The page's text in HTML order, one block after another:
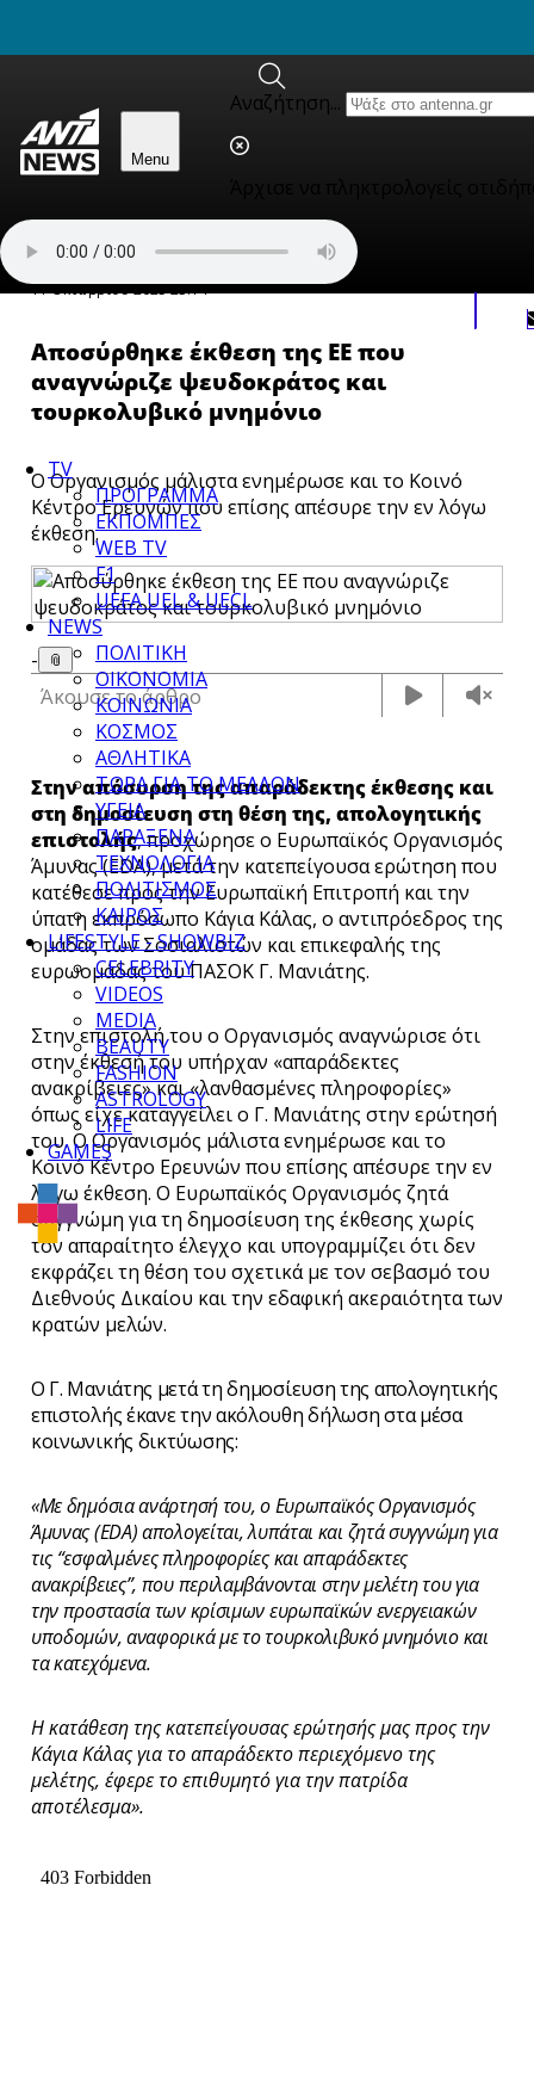
Skip to content
Menu
Αναζήτηση...
TV
ΠΡΟΓΡΑΜΜΑ
ΕΚΠΟΜΠΕΣ
WEB TV
F1
UEFA UEL & UECL
NEWS
ΠΟΛΙΤΙΚΗ
ΟΙΚΟΝΟΜΙΑ
ΚΟΙΝΩΝΙΑ
ΚΟΣΜΟΣ
ΑΘΛΗΤΙΚΑ
ΤΩΡΑ ΓΙΑ ΤΟ ΜΕΛΛΟΝ
ΥΓΕΙΑ
ΠΑΡΑΞΕΝΑ
ΤΕΧΝΟΛΟΓΙΑ
ΠΟΛΙΤΙΣΜΟΣ
ΚΑΙΡΟΣ
LIFESTYLE - SHOWBIZ
CELEBRITY
VIDEOS
MEDIA
BEAUTY
FASHION
ASTROLOGY
LIFE
GAMES
Κόσμος
11 Οκτωβρίου 2025 23:14
Αποσύρθηκε έκθεση της ΕΕ που
αναγνώριζε ψευδοκράτος και
τουρκολυβικό μνημόνιο
Ο Οργανισμός μάλιστα ενημέρωσε και το Κοινό
Κέντρο Ερευνών που επίσης απέσυρε την εν λόγω
έκθεση.
- 📎
Άκουσε το άρθρο
Στην απόσυρση της απαράδεκτης έκθεσης και
στη δημοσίευση στη θέση της, απολογητικής
επιστολής, προχώρησε ο Ευρωπαϊκός Οργανισμός
Άμυνας (EDA), μετά την κατεπείγουσα ερώτηση που
κατέθεσε προς την Ευρωπαϊκή Επιτροπή και την
ύπατη εκπρόσωπο Κάγια Κάλας, ο αντιπρόεδρος της
ομάδας των Σοσιαλιστών και επικεφαλής της
ευρωομάδας του ΠΑΣΟΚ Γ. Μανιάτης.
Στην επιστολή του ο Οργανισμός αναγνώρισε ότι
στην έκθεσή του υπήρχαν «απαράδεκτες
ανακρίβειες»και«λανθασμένες πληροφορίες»
όπως είχε καταγγείλει ο Γ. Μανιάτης στην ερώτησή
του. Ο Οργανισμός μάλιστα ενημέρωσε και το
Κοινό Κέντρο Ερευνών που επίσης απέσυρε την εν
λόγω έκθεση. Ο Ευρωπαϊκός Οργανισμός ζητά
συγγνώμη για τη δημοσίευση της έκθεσης χωρίς
τον απαραίτητο έλεγχο και υπογραμμίζει ότι δεν
εκφράζει τη θέση του σχετικά με τον σεβασμό του
Διεθνούς Δικαίου και την εδαφική ακεραιότητα των
κρατών μελών.
Ο Γ. Μανιάτης μετά τη δημοσίευση της απολογητικής
επιστολής έκανε την ακόλουθη δήλωση στα μέσα
κοινωνικής δικτύωσης:
«Με δημόσια ανάρτησή του, ο Ευρωπαϊκός Οργανισμός
Άμυνας (EDA) απολογείται, λυπάται και ζητά συγγνώμη για
τις “εσφαλμένες πληροφορίες και απαράδεκτες
ανακρίβειες”, που περιλαμβάνονται στην μελέτη του για
την προστασία των κρίσιμων ευρωπαϊκών ενεργειακών
υποδομών, αναφορικά με το τουρκολιβυκό μνημόνιο και
τα κατεχόμενα.
Η κατάθεση της κατεπείγουσας ερώτησής μας προς την
Κάγια Κάλας για το απαράδεκτο περιεχόμενο της
μελέτης, έφερε το επιθυμητό για την πατρίδα
αποτέλεσμα».